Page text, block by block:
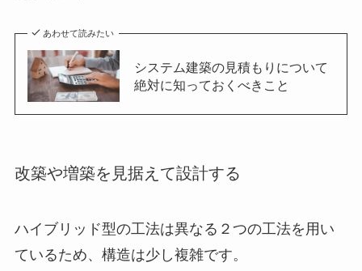
あわせて読みたい
システム建築の見積もりについて
絶対に知っておくべきこと
改築や増築を見据えて設計する
ハイブリッド型の工法は異なる２つの工法を用い
ているため、構造は少し複雑です。